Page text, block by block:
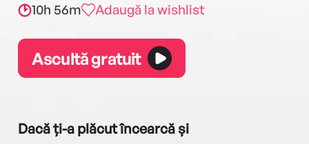
10h 56m Adaugă la wishlist
Ascultă gratuit
Dacă ți-a plăcut încearcă și